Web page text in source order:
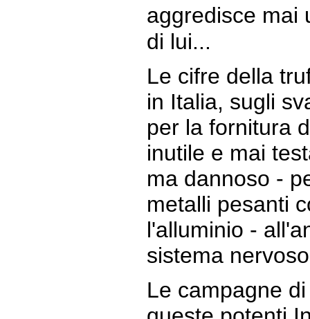
aggredisce
di lui...
Le cifre della
in Italia, sugli
per la fornitura
inutile e mai
ma dannoso -
metalli pesanti
l'alluminio -
sistema
Le campagne